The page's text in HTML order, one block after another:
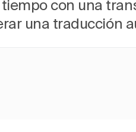
con una
una traducción